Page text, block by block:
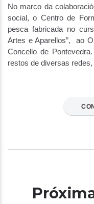
No marco da
social, o Centro de
pesca fabricada no
Artes e Aparellos”, ao
Concello de
restos de diversas